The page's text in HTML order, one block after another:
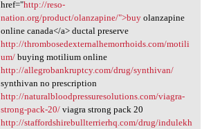
href="http://reso-
nation.org/product/olanzapine/">buyolanzapine
online canada</a> ductal preserve
http://thrombosedexternalhemorrhoids.com/motili
um/buying motilium online
http://allegrobankruptcy.com/drug/synthivan/
synthivan no prescription
http://naturalbloodpressuresolutions.com/viagra-
strong-pack-20/viagra strong pack 20
http://staffordshirebullterrierhq.com/drug/indulekh